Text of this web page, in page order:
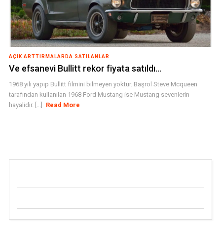
AÇIK ARTTIRMALARDA SATILANLAR
Ve efsanevi Bullitt rekor fiyata satıldı…
1968 yılı yapıp Bullitt filmini bilmeyen yoktur. Başrol Steve Mcqueen
tarafından kullanılan 1968 Ford Mustang ise Mustang sevenlerin
hayalidir. [...]
Read More